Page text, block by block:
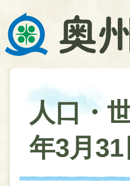
人口・
年3月